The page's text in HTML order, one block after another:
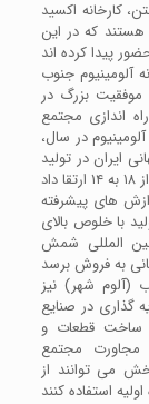
و بتن، کارخانه اکسید
که در این
آلومینیوم جنوب
یک موفقیت بزرگ در
اندازی مجتمع
هزارتن شمش آلومینیوم در سال،
ایران در تولید
های پیشرفته
با خلوص بالای
المللی شمش
(آلوم شهر) نیز
گذاری در صنایع
ساخت قطعات و
مجاورت مجتمع
می توانند از